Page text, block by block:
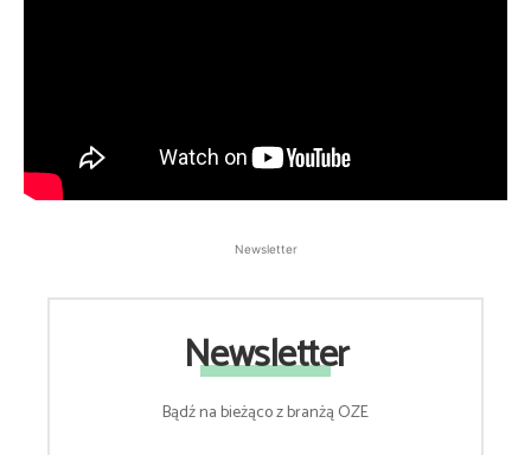
Newsletter
Newsletter
Bądź na bieżąco z branżą OZE